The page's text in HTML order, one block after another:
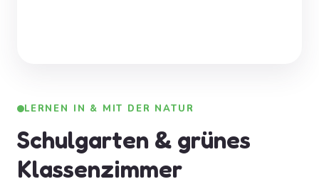
LERNEN IN & MIT DER NATUR
Schulgarten & grünes
Klassenzimmer